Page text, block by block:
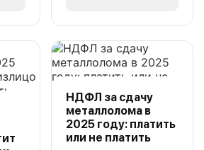
НДФЛ за сдачу
металлолома в
2025 году: платить
или не платить